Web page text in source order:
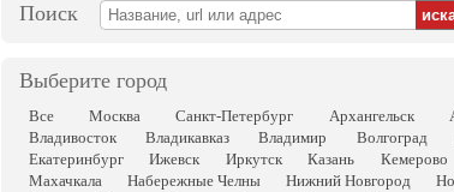
Поиск
Выберите город
Все Москва Санкт-Петербург Архангельск
Владивосток
Владикавказ Владимир Волгоград
Екатеринбург
Ижевск Иркутск Казань Кемерово
Махачкала
Набережные Челны Нижний Новгород